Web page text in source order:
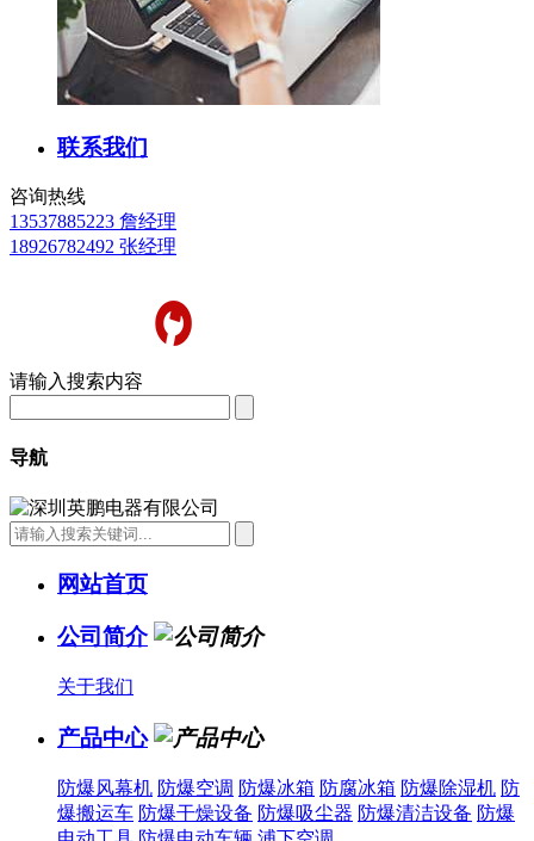
联系我们
咨询热线
13537885223 詹经理
18926782492 张经理
请输入搜索内容
导航
网站首页
公司简介
关于我们
产品中心
防爆风幕机 防爆空调 防爆冰箱 防腐冰箱 防爆除湿机 防
爆搬运车 防爆干燥设备 防爆吸尘器 防爆清洁设备 防爆